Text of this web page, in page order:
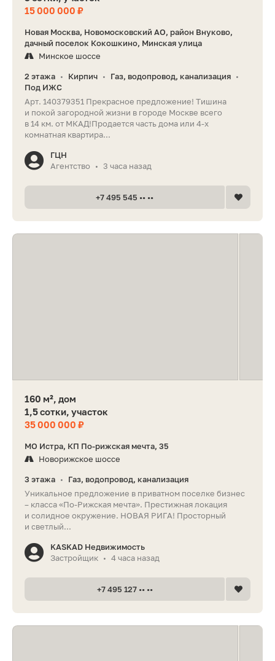
15 000 000 ₽
Новая Москва, Новомосковский АО, район Внуково,
дачный поселок Кокошкино, Минская улица
Минское шоссе
2 этажа • Кирпич • Газ, водопровод, канализация •
Под ИЖС
Арт. 140379351 Прекрасное предложение! Тишина
и покой загородной жизни в городе Москве всего
в 14 км. от МКАД!Продается часть дома или 4-х
комнатная квартира...
ГЦН
Агентство
• 3 часа назад
+7 495 545 •• ••
160 м², дом
1,5 сотки, участок
35 000 000 ₽
МО Истра, КП По-рижская мечта, 35
Новорижское шоссе
3 этажа •
Газ, водопровод, канализация
Уникальное предложение в приватном поселке бизнес
– класса «По-Рижская мечта». Престижная локация
и солидное окружение. НОВАЯ РИГА! Просторный
и светлый...
KASKAD Недвижимость
Застройщик • 4 часа назад
+7 495 127 •• ••